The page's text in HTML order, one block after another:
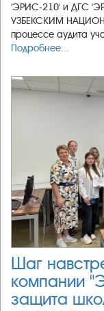
'ЭРИС-210' и ДГС
УЗБЕКСКИМ
процессе аудита
Подробнее...
Шаг
компании
защита